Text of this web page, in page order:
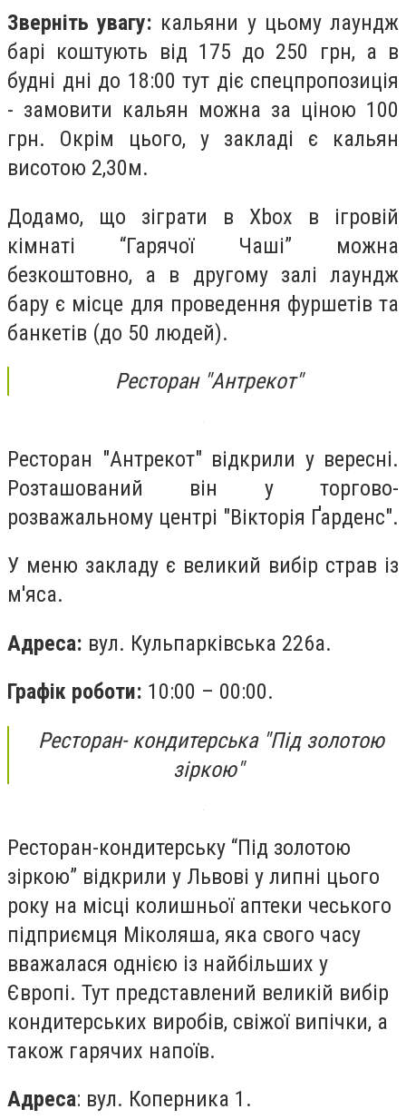
Зверніть увагу: кальяни у цьому лаундж
барі коштують від 175 до 250 грн, а в
будні дні до 18:00 тут діє спецпропозиція
- замовити кальян можна за ціною 100
грн. Окрім цього, у закладі є кальян
висотою 2,30м.
Додамо, що зіграти в Xbox в ігровій
кімнаті “Гарячої Чаші” можна
безкоштовно, а в другому залі лаундж
бару є місце для проведення фуршетів та
банкетів (до 50 людей).
Ресторан "Антрекот"
Ресторан "Антрекот" відкрили у вересні.
Розташований він у торгово-
розважальному центрі "Вікторія Ґарденс".
У меню закладу є великий вибір страв із
м'яса.
Адреса: вул. Кульпарківська 226а.
Графік роботи: 10:00 – 00:00.
Ресторан- кондитерська "Під золотою
зіркою"
Ресторан-кондитерську “Під золотою
зіркою” відкрили у Львові у липні цього
року на місці колишньої аптеки чеського
підприємця Міколяша, яка свого часу
вважалася однією із найбільших у
Європі. Тут представлений великій вибір
кондитерських виробів, свіжої випічки, а
також гарячих напоїв.
Адреса: вул. Коперника 1.